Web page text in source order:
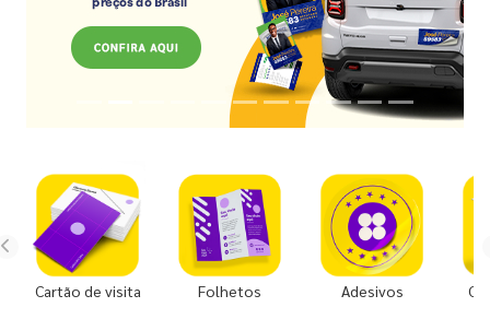
Cartão de visita Folhetos Adesivos